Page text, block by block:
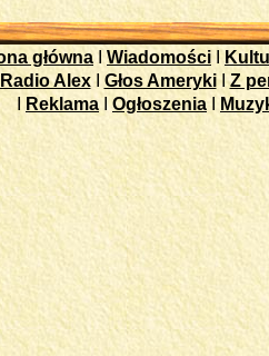
główna Wiadomości I
Radio Alex Głos Ameryki
Z
Reklama IOgłoszenia